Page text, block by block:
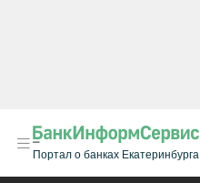
Портал о банках Екатеринбурга